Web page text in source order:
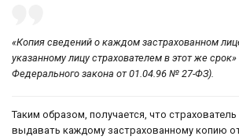
«Копия сведений о каждом застрахованном
указанному лицу страхователем в этот же срок»
Федерального закона от 01.04.96 № 27-ФЗ).
Таким образом, получается, что
выдавать каждому застрахованному копию